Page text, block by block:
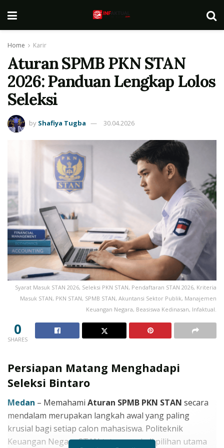
Home Karir
Aturan SPMB PKN STAN
2026: Panduan Lengkap Lolos
Seleksi
by Shafiya Tugba 30.04.2026
Syarat Masuk STAN 2026, Seleksi PKN STAN, Pendaftaran STAN 2026, Kriteria
Masuk STAN, PKN STAN, SPMB STAN, Akuntansi Sektor Publik, Manajemen
Keuangan Negara, Beasiswa Kedinasan, Infaktual.
0
SHARES
Persiapan Matang Menghadapi
Seleksi Bintaro
Medan – Memahami Aturan SPMB PKN STAN secara
mendalam merupakan langkah awal yang paling
krusial bagi setiap calon mahasiswa. Politeknik
Keuangan Negara STAN tetap menjadi pilihan utama